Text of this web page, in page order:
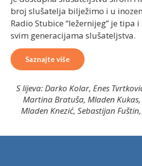
broj slušatelja bilježimo i u
Radio Stubice “ležernijeg” je tipa
svim generacijama slušateljstva.
Saznajte više
S lijeva: Darko Kolar, Enes
Martina Bratuša, Mladen Kukas,
Mladen Knezić, Sebastijan